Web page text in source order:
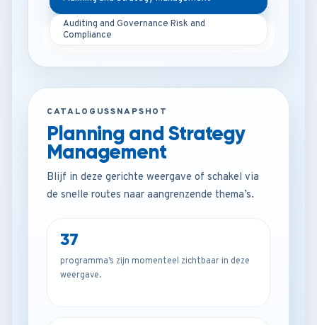
Auditing and Governance Risk and
Compliance
CATALOGUSSNAPSHOT
Planning and Strategy
Management
Blijf in deze gerichte weergave of schakel via
de snelle routes naar aangrenzende thema’s.
37
programma’s zijn momenteel zichtbaar in deze
weergave.